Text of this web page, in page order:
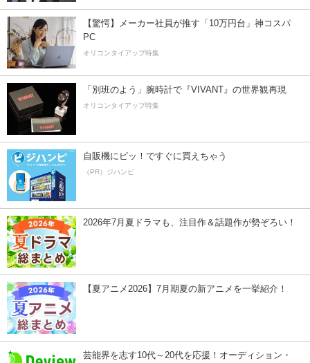
【驚愕】メーカー社員が推す「10万円台」神コスパ
PC
オリコンタイアップ特集
「別班のよう」腕時計で『VIVANT』の世界観再現
オリコンタイアップ特集
自販機にピッ！ですぐに買えちゃう
（PR）ジハンピ
2026年7月夏ドラマも、注目作＆話題作が勢ぞろい！
【夏アニメ2026】7月期夏の新アニメを一挙紹介！
芸能界を志す10代～20代を応援！オーディション・